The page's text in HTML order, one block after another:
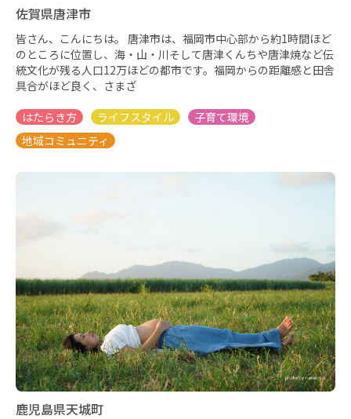
佐賀県唐津市
皆さん、こんにちは。 唐津市は、福岡市中心部から約1時間ほど
のところに位置し、海・山・川そして唐津くんちや唐津焼など伝
統文化が残る人口12万ほどの都市です。福岡からの距離感と田舎
具合がほど良く、さまざ
鹿児島県天城町